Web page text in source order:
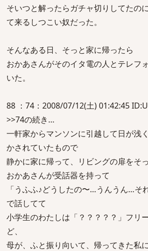
そいつと解ったらガチャ切りしてたの
て来るしつこい奴だった。
そんなある日、そっと家に帰ったら
おかあさんがそのイタ電の人とテレフ
いた。
88 ：74：2008/07/12(土) 01:42:45
>>74の続き…
一軒家からマンソンに引越して日が浅
かされていたもので
静かに家に帰って、リビングの扉をそ
おかあさんが受話器を持って
「うふふ♪どうしたの〜…うんうん…そ
で話してて
小学生のわたしは「？？？？？」フリ
ど、
母が、ふと振り向いて、帰ってきた私